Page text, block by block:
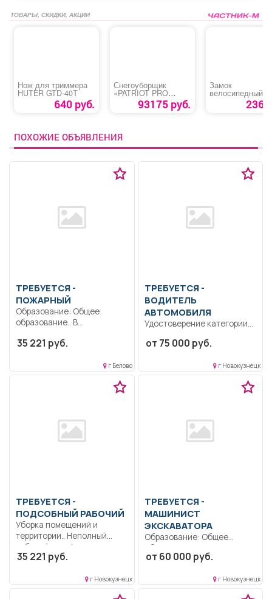
ТОВАРЫ, СКИДКИ, АКЦИИ
Нож для триммера
HUTER GTD-40Т
640 руб.
Снегоуборщик
«PATRIOT PRO
93175 руб.
Замок
велосипедный
«Apecs PD-80-
236
ПОХОЖИЕ ОБЪЯВЛЕНИЯ
ТРЕБУЕТСЯ -
ПОЖАРНЫЙ
Образование: Общее
образование.. В
должностной инструкцией
35 221 руб.
г Белово
ТРЕБУЕТСЯ -
ВОДИТЕЛЬ
АВТОМОБИЛЯ
Удостоверение категории
автотранспортным
от 75 000 руб.
г Новокузнецк
ТРЕБУЕТСЯ -
ПОДСОБНЫЙ РАБОЧИЙ
Уборка помещений и
территории.. Неполный
рабочий день/неполная
рабочая неделя..
35 221 руб.
г Новокузнецк
ТРЕБУЕТСЯ -
МАШИНИСТ
ЭКСКАВАТОРА
Образование: Общее
образование.. Строго
соблюдать правила
от 60 000 руб.
г Новокузнецк